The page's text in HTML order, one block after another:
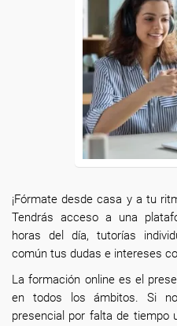
¡Fórmate desde casa y a tu
Tendrás acceso a una
horas del día, tutorías
común tus dudas e intereses
La formación onlinees el
en todos los ámbitos. Si
presencial por falta de